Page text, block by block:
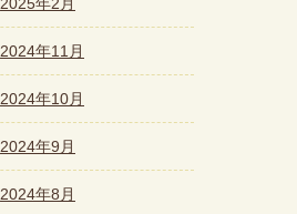
2024年11月
2024年10月
2024年9月
2024年8月